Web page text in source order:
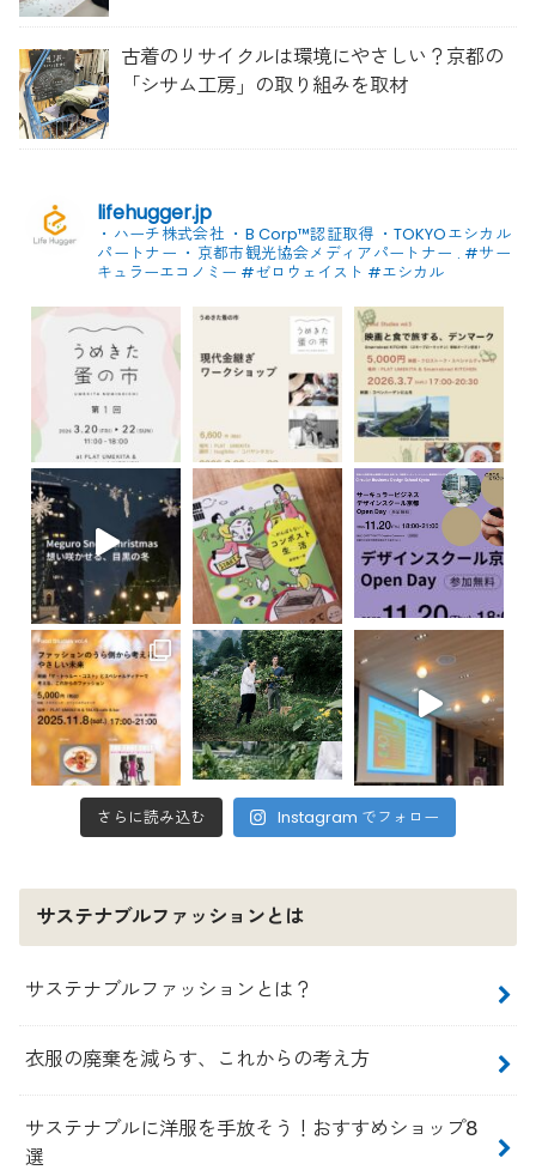
古着のリサイクルは環境にやさしい？京都の
「シサム工房」の取り組みを取材
lifehugger.jp
・ハーチ株式会社 ・B Corp™認証取得 ・TOKYOエシカル
パートナー ・京都市観光協会メディアパートナー . #サー
キュラーエコノミー #ゼロウェイスト #エシカル
さらに読み込む Instagram でフォロー
サステナブルファッションとは
サステナブルファッションとは？
衣服の廃棄を減らす、これからの考え方
サステナブルに洋服を手放そう！おすすめショップ8
選